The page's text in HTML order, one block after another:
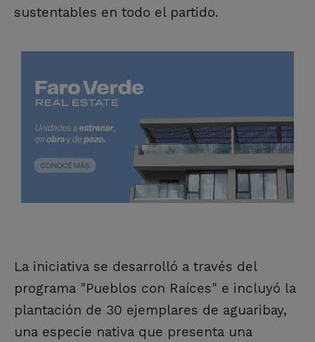
sustentables en todo el partido.
La iniciativa se desarrolló a través del
programa "Pueblos con Raíces" e incluyó la
plantación de 30 ejemplares de aguaribay,
una especie nativa que presenta una